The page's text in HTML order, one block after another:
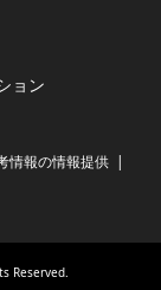
ョン
報の情報提供
Reserved.